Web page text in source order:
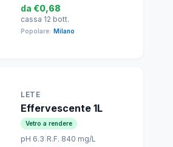
da €0,68
cassa 12 bott.
Popolare: Milano
LETE
Effervescente 1L
Vetro a rendere
pH 6.3 R.F. 840 mg/L